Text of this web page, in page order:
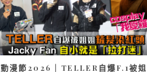
動漫節2026｜TELLER自爆F.1被姐